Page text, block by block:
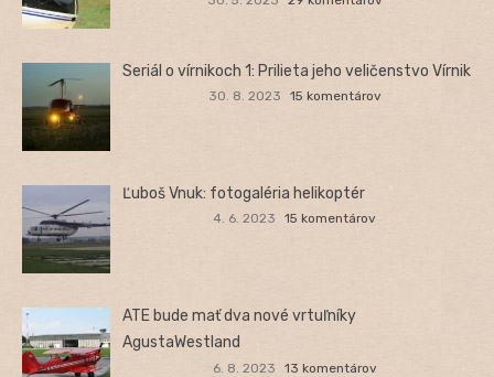
Seriál o vírnikoch 1: Prilieta jeho veličenstvo Vírnik
30. 8. 2023 15 komentárov
Ľuboš Vnuk: fotogaléria helikoptér
4. 6. 2023 15 komentárov
ATE bude mať dva nové vrtuľníky
AgustaWestland
6. 8. 2023 13 komentárov